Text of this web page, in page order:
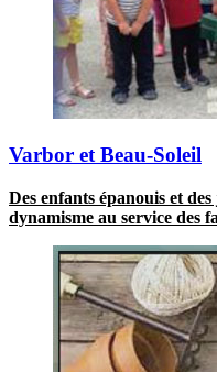
Varbor et Beau-Soleil
Des enfants épanouis et
dynamisme au service des